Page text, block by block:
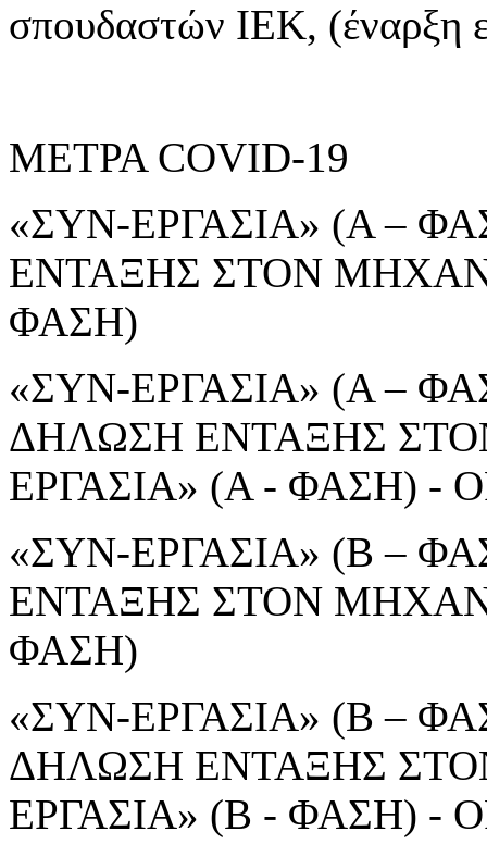
σπουδαστών ΙΕΚ, (έναρξη
ΜΕΤΡΑ COVID-19
«ΣΥΝ-ΕΡΓΑΣΙΑ» (Α –
ΕΝΤΑΞΗΣ ΣΤΟΝ
ΦΑΣΗ)
«ΣΥΝ-ΕΡΓΑΣΙΑ» (Α –
ΔΗΛΩΣΗ ΕΝΤΑΞΗΣ
ΕΡΓΑΣΙΑ» (Α - ΦΑΣΗ)
«ΣΥΝ-ΕΡΓΑΣΙΑ» (Β –
ΕΝΤΑΞΗΣ ΣΤΟΝ
ΦΑΣΗ)
«ΣΥΝ-ΕΡΓΑΣΙΑ» (Β –
ΔΗΛΩΣΗ ΕΝΤΑΞΗΣ
ΕΡΓΑΣΙΑ» (Β - ΦΑΣΗ)